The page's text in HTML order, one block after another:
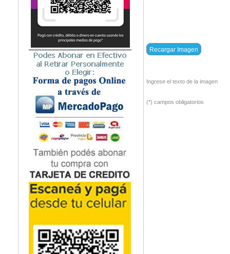
Ingrese el texto de la imagen
(*) campos obligatorios